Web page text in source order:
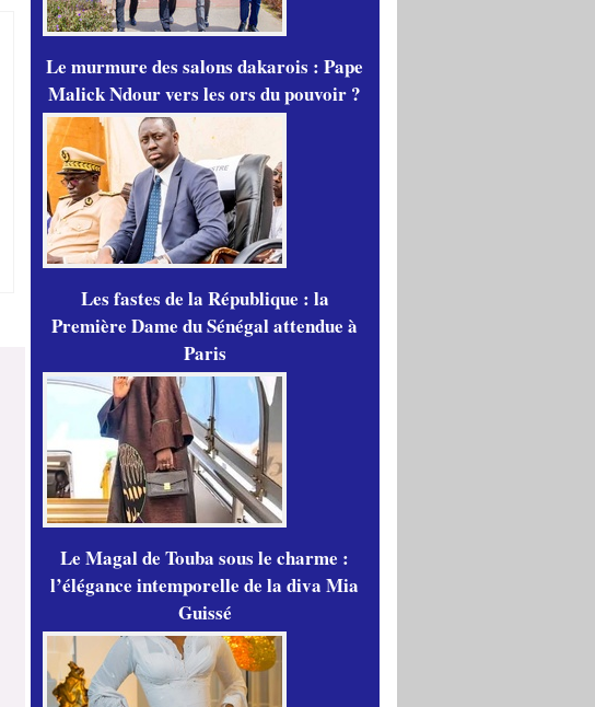
Le murmure des salons dakarois : Pape
Malick Ndour vers les ors du pouvoir ?
Les fastes de la République : la
Première Dame du Sénégal attendue à
Paris
Le Magal de Touba sous le charme :
l’élégance intemporelle de la diva Mia
Guissé